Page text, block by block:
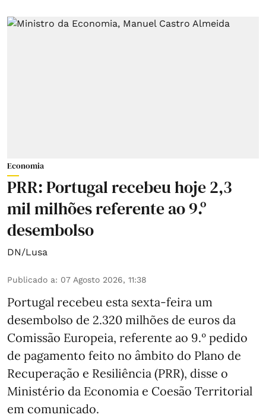
Economia
PRR: Portugal recebeu hoje 2,3
mil milhões referente ao 9.º
desembolso
DN/Lusa
Publicado a: 07 Agosto 2026, 11:38
Portugal recebeu esta sexta-feira um
desembolso de 2.320 milhões de euros da
Comissão Europeia, referente ao 9.º pedido
de pagamento feito no âmbito do Plano de
Recuperação e Resiliência (PRR), disse o
Ministério da Economia e Coesão Territorial
em comunicado.